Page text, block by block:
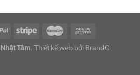
Nhật Tâm. Thiết kế web bởi BrandC